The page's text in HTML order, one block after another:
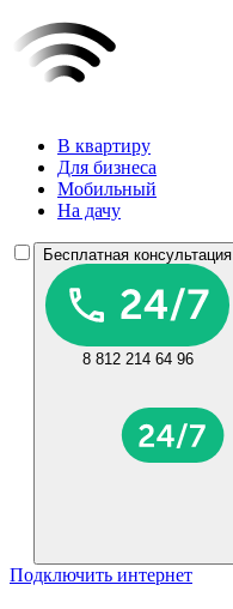
В квартиру
Для бизнеса
Мобильный
На дачу
Бесплатная консультация
8 812 214 64 96
Подключить интернет